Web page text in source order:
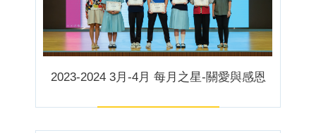
2023-2024 3月-4月 每月之星-關愛與感恩